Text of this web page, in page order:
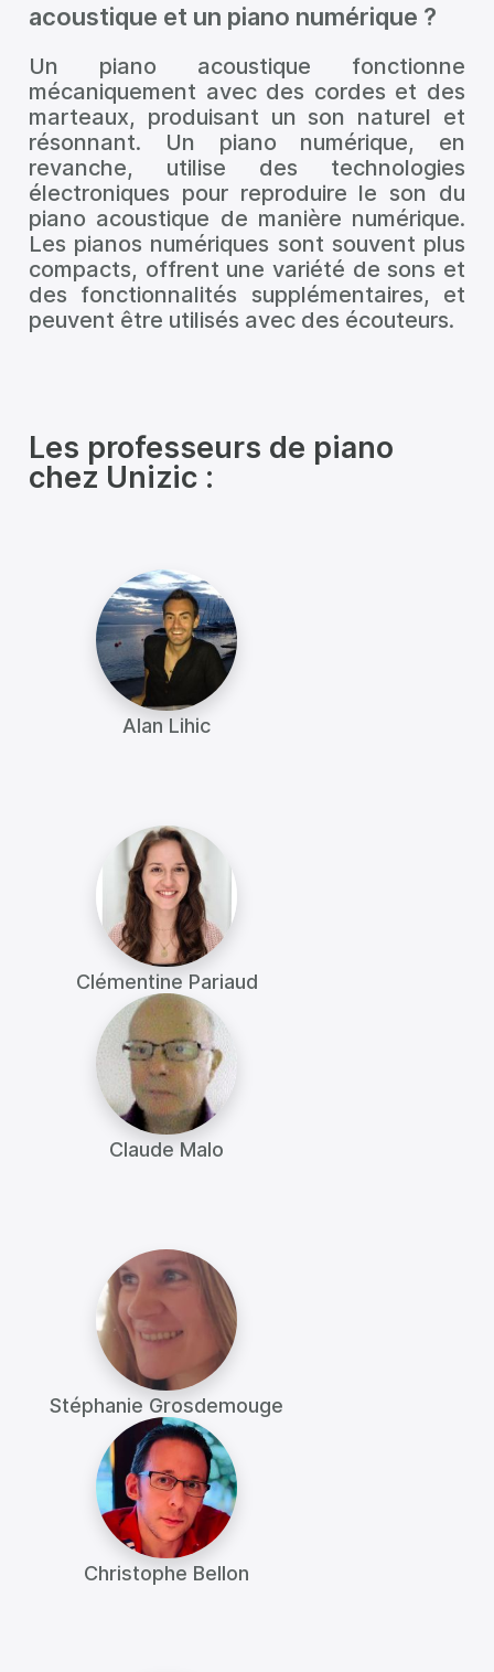
acoustique et un piano numérique ?
Un piano acoustique fonctionne
mécaniquement avec des cordes et des
marteaux, produisant un son naturel et
résonnant. Un piano numérique, en
revanche, utilise des technologies
électroniques pour reproduire le son du
piano acoustique de manière numérique.
Les pianos numériques sont souvent plus
compacts, offrent une variété de sons et
des fonctionnalités supplémentaires, et
peuvent être utilisés avec des écouteurs.
Les professeurs de piano
chez Unizic :
Alan Lihic
Clémentine Pariaud
Claude Malo
Stéphanie Grosdemouge
Christophe Bellon